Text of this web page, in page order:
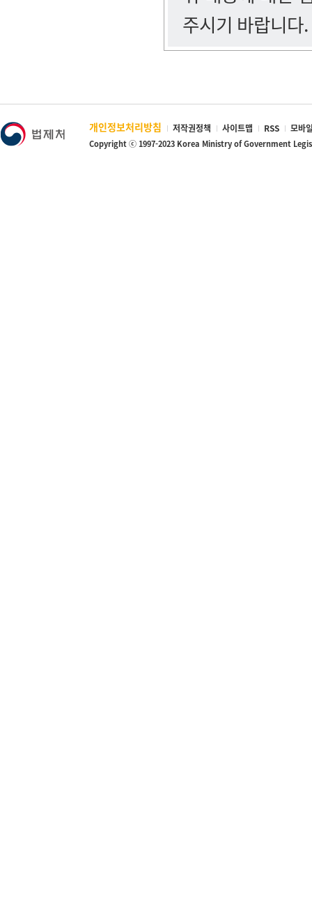
주시기 바랍니다.
개인정보처리방침 저작권정책 사이트맵 RSS 모바
Copyright ⓒ 1997-2023 Korea Ministry of Government